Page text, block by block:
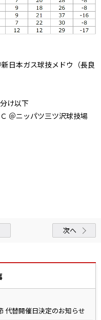
日本ガス球技メドウ（長良
け以下
＠ニッパツ三ツ沢球技場
次へ
代替開催日決定のお知らせ